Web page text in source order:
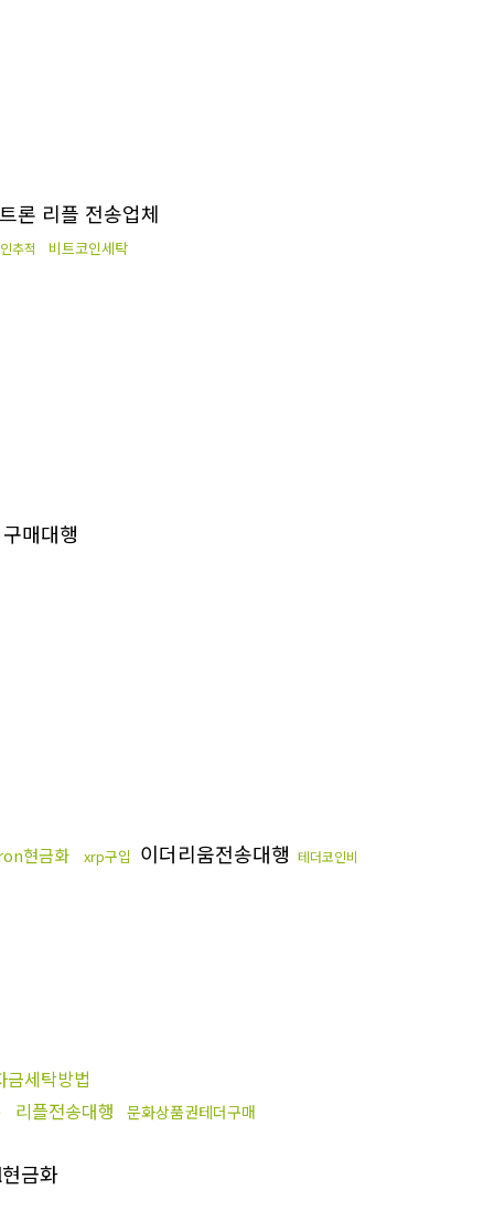
론 리플 전송업체
추적 비트코인세탁
매대행
현금화 xrp구입 이더리움전송대행 테더코인비
금세탁방법
리플전송대행 문화상품권테더구매
금화